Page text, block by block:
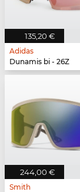
135,20 €
Adidas
Dunamis bi - 26Z
244,00 €
Smith